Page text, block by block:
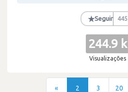
★Seguir 445
244.9 k
Visualizações
« 2 3 20